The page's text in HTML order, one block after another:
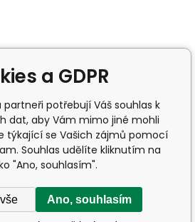
a GDPR
partneři potřebují Váš souhlas k
dat, aby Vám mimo jiné mohli
týkající se Vašich zájmů pomocí
Souhlas udělíte kliknutím na
"Ano, souhlasím".
Ano, souhlasím